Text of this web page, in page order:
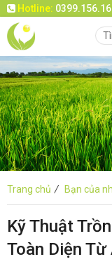
Hotline:
Trang chủ / Bạn của
Kỹ Thuật
Toàn Diện Từ